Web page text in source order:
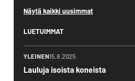
Näytä kaikki uusimmat
LUETUIMMAT
YLEINEN15.8.2025
Lauluja isoista koneista